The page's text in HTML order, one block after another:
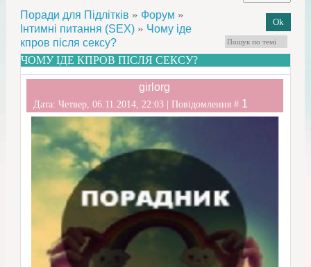
Поради для Підлітків » Форум »
Інтимні питання (SEX) » Чому іде
кпров після сексу?
ЧОМУ ІДЕ КПРОВ ПІСЛЯ СЕКСУ?
girlorg
Дата: Четвер, 06.11.2014, 22:03 | Повідомлення # 1